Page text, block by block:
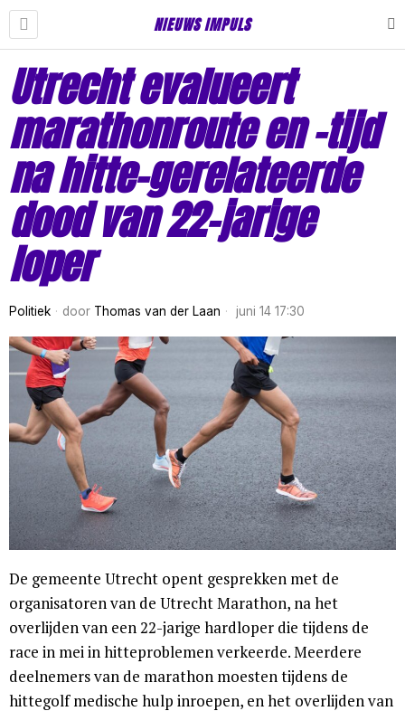
NIEUWS IMPULS
Utrecht evalueert
marathonroute en -tijd
na hitte-gerelateerde
dood van 22-jarige
loper
Politiek door Thomas van der Laan juni 14 17:30
De gemeente Utrecht opent gesprekken met de
organisatoren van de Utrecht Marathon, na het
overlijden van een 22-jarige hardloper die tijdens de
race in mei in hitteproblemen verkeerde. Meerdere
deelnemers van de marathon moesten tijdens de
hittegolf medische hulp inroepen, en het overlijden van